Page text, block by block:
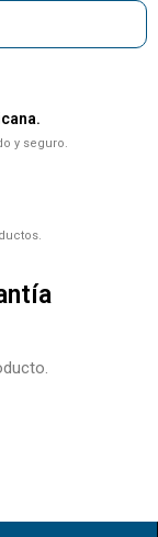
y seguro.